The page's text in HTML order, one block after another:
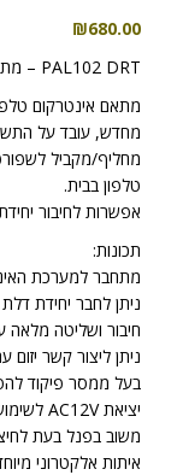
₪680.00
PAL102 DRT – מתאם אינטרקום טלפון
מתאם אינטרקום
מחדש, עובד על התשתית
מחליף/מקביל
טלפון בבית.
אפשרות לחיבור
תכונות:
מתחבר למערכת
ניתן לחבר יחידת
חיבור ושליטה
ניתן ליצור קשר
בעל ממסר פיקוד
יציאת AC12V לשימושים שונים.
משוב בפנל בעת
איתות אלקטרוני